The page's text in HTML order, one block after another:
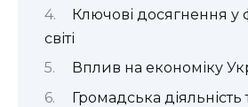
Ключові досягнення у
світі
Вплив на економіку
Громадська діяльність